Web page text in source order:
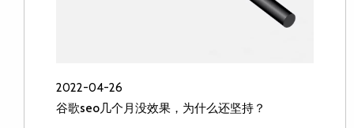
2022-04-26
谷歌seo几个月没效果，为什么还坚持？